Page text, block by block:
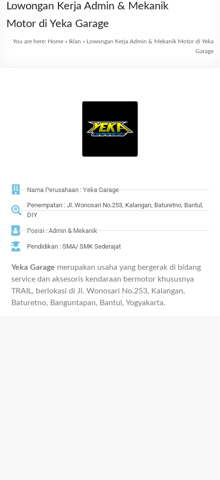
Lowongan Kerja Admin & Mekanik
Motor di Yeka Garage
You are here: Home» Iklan » Lowongan Kerja Admin & Mekanik Motor di Yeka
Garage
Nama Perusahaan : Yeka Garage
Penempatan : Jl. Wonosari No.253, Kalangan, Baturetno, Bantul,
DIY
Posisi : Admin & Mekanik
Pendidikan : SMA/ SMK Sederajat
Yeka Garage merupakan usaha yang bergerak di bidang
service dan aksesoris kendaraan bermotor khususnya
TRAIL, berlokasi di Jl. Wonosari No.253, Kalangan,
Baturetno, Banguntapan, Bantul, Yogyakarta.